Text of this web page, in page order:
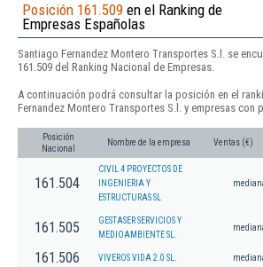
Posición 161.509 en el Ranking de
Empresas Españolas
Santiago Fernandez Montero Transportes S.l. se
161.509 del Ranking Nacional de Empresas.
A continuación podrá consultar la posición en el
Fernandez Montero Transportes S.l. y empresas con
Posición
Nacional
Nombre de la empresa Ventas (€)
161.504
CIVIL 4 PROYECTOS DE
INGENIERIA Y
ESTRUCTURAS SL
161.505
GESTASER SERVICIOS Y
MEDIOAMBIENTE SL.
161.506 VIVEROS VIDA 2.0 SL.